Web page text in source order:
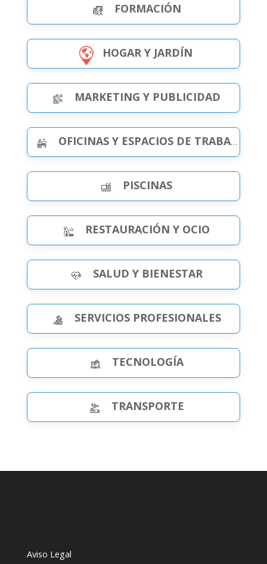
FORMACIÓN
HOGAR Y JARDÍN
MARKETING Y PUBLICIDAD
OFICINAS Y ESPACIOS DE TRABAJO
PISCINAS
RESTAURACIÓN Y OCIO
SALUD Y BIENESTAR
SERVICIOS PROFESIONALES
TECNOLOGÍA
TRANSPORTE
Aviso Legal